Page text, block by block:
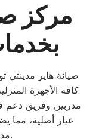
مركز
صيانة هاير مدينتي
كافة الأجهزة
مدربين وفريق دعم
غيار أصلية، مما
مدينتي والمناطق المجاورة.